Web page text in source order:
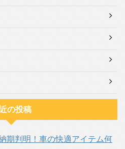
の投稿
期判明！車の快適アイテム何